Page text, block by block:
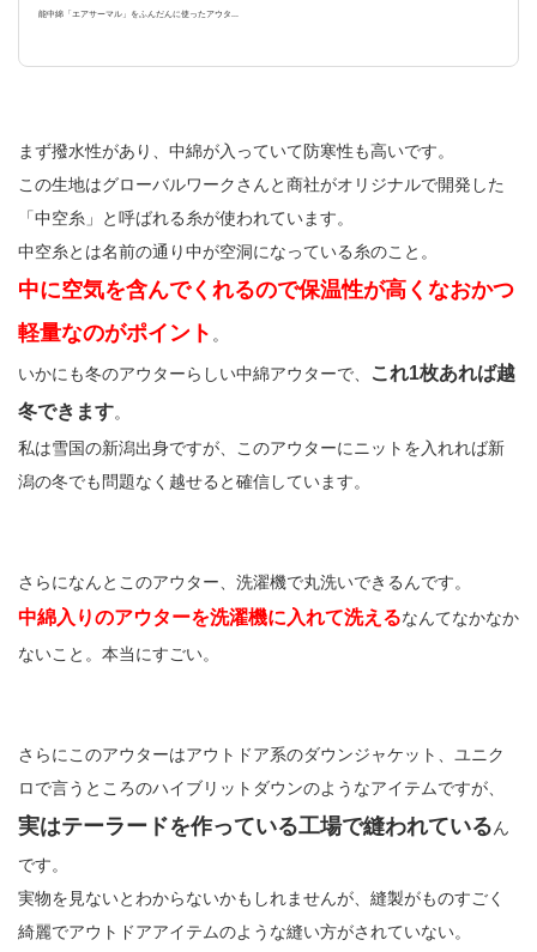
能中綿「エアサーマル」をふんだんに使ったアウタ...
まず撥水性があり、中綿が入っていて防寒性も高いです。
この生地はグローバルワークさんと商社がオリジナルで開発した
「中空糸」と呼ばれる糸が使われています。
中空糸とは名前の通り中が空洞になっている糸のこと。
中に空気を含んでくれるので保温性が高くなおかつ
軽量なのがポイント 。
いかにも冬のアウターらしい中綿アウターで、
これ1枚あれば越
冬できます。
私は雪国の新潟出身ですが、このアウターにニットを入れれば新
潟の冬でも問題なく越せると確信しています。
さらになんとこのアウター、洗濯機で丸洗いできるんです。
中綿入りのアウターを洗濯機に入れて洗えるなんてなかなか
ないこと。本当にすごい。
さらにこのアウターはアウトドア系のダウンジャケット、ユニク
ロで言うところのハイブリットダウンのようなアイテムですが、
実はテーラードを作っている工場で縫われているん
です。
実物を見ないとわからないかもしれませんが、縫製がものすごく
綺麗でアウトドアアイテムのような縫い方がされていない。